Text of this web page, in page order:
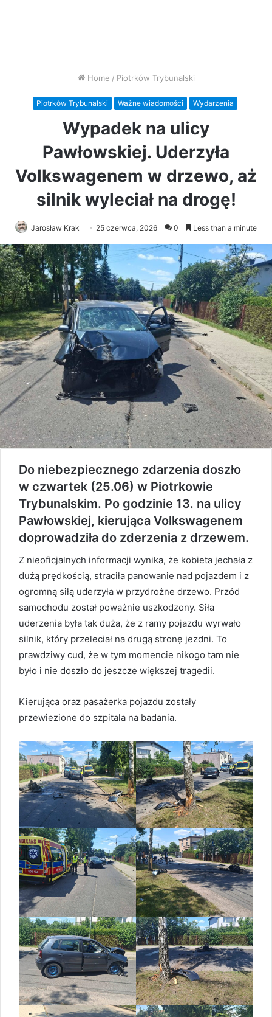
Home / Piotrków Trybunalski
Piotrków Trybunalski Ważne wiadomości Wydarzenia
Wypadek na ulicy
Pawłowskiej. Uderzyła
Volkswagenem w drzewo, aż
silnik wyleciał na drogę!
Jarosław Krak 25 czerwca, 2026 0 Less than a minute
Do niebezpiecznego zdarzenia doszło
w czwartek (25.06) w Piotrkowie
Trybunalskim. Po godzinie 13. na ulicy
Pawłowskiej, kierująca Volkswagenem
doprowadziła do zderzenia z drzewem.
Z nieoficjalnych informacji wynika, że kobieta jechała z
dużą prędkością, straciła panowanie nad pojazdem i z
ogromną siłą uderzyła w przydrożne drzewo. Przód
samochodu został poważnie uszkodzony. Siła
uderzenia była tak duża, że z ramy pojazdu wyrwało
silnik, który przeleciał na drugą stronę jezdni. To
prawdziwy cud, że w tym momencie nikogo tam nie
było i nie doszło do jeszcze większej tragedii.
Kierująca oraz pasażerka pojazdu zostały
przewiezione do szpitala na badania.